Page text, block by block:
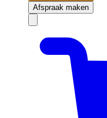
Afspraak maken